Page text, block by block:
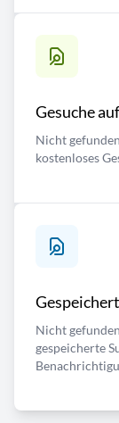
Gesuche
Nicht
kostenloses
Nicht
gespeicherte